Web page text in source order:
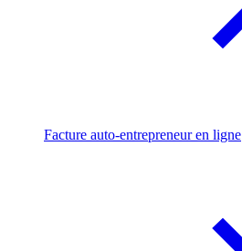
Facture auto-entrepreneur en ligne